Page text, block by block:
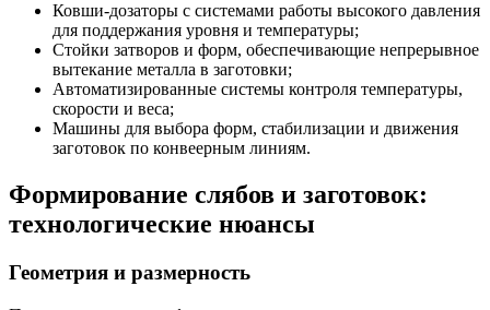
Ковши-дозаторы с системами работы высокого давления
для поддержания уровня и температуры;
Стойки затворов и форм, обеспечивающие непрерывное
вытекание металла в заготовки;
Автоматизированные системы контроля температуры,
скорости и веса;
Машины для выбора форм, стабилизации и движения
заготовок по конвеерным линиям.
Формирование слябов и заготовок:
технологические нюансы
Геометрия и размерность